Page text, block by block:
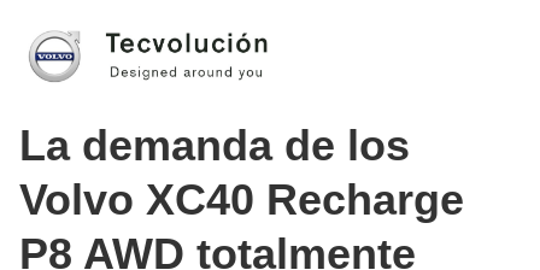
La demanda de los
Volvo XC40 Recharge
P8 AWD totalmente